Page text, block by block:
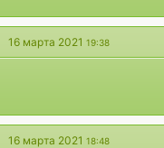
16 марта 2021 19:38
16 марта 2021 18:48